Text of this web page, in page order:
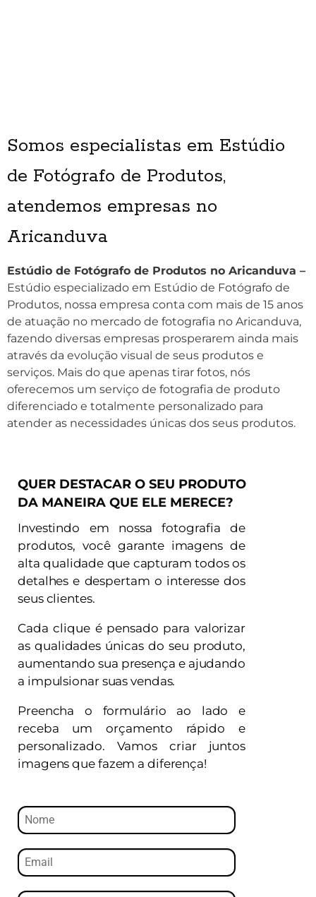
Somos especialistas em Estúdio
de Fotógrafo de Produtos,
atendemos empresas no
Aricanduva
Estúdio de Fotógrafo de Produtos no Aricanduva –
Estúdio especializado em Estúdio de Fotógrafo de
Produtos, nossa empresa conta com mais de 15 anos
de atuação no mercado de fotografia no Aricanduva,
fazendo diversas empresas prosperarem ainda mais
através da evolução visual de seus produtos e
serviços. Mais do que apenas tirar fotos, nós
oferecemos um serviço de fotografia de produto
diferenciado e totalmente personalizado para
atender as necessidades únicas dos seus produtos.
QUER DESTACAR O SEU PRODUTO
DA MANEIRA QUE ELE MERECE?
Investindo em nossa fotografia de
produtos, você garante imagens de
alta qualidade que capturam todos os
detalhes e despertam o interesse dos
seus clientes.
Cada clique é pensado para valorizar
as qualidades únicas do seu produto,
aumentando sua presença e ajudando
a impulsionar suas vendas.
Preencha o formulário ao lado e
receba um orçamento rápido e
personalizado. Vamos criar juntos
imagens que fazem a diferença!